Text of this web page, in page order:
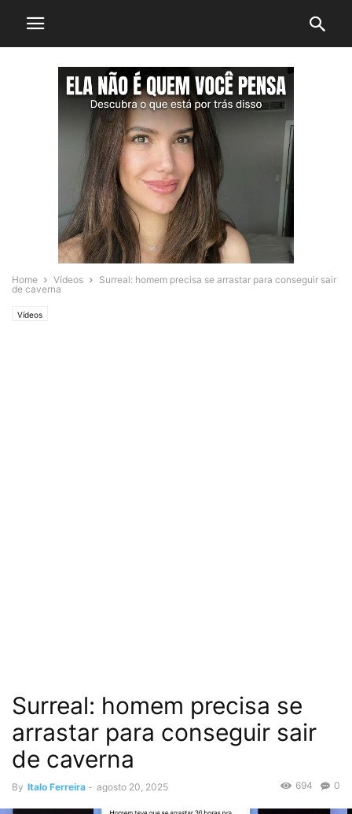
Home Vídeos
Surreal: homem precisa se arrastar para conseguir sair
de caverna
Vídeos
Surreal: homem precisa se
arrastar para conseguir sair
de caverna
By Italo Ferreira - agosto 20, 2025 0
694